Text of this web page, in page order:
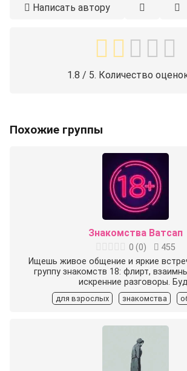
Написать автору
1.8 / 5. Количество
Похожие группы
Знакомства Ватсап
0 (0)
455
Ищешь живое общение и яркие
группу знакомств 18: флирт,
искренние разговоры.
для взрослых знакомства